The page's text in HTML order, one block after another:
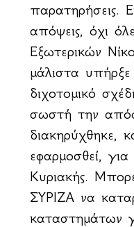
παρατηρήσεις.
απόψεις, όχι
Εξωτερικών
μάλιστα υπήρξε
διχοτομικό
σωστή την
διακηρύχθηκε,
εφαρμοσθεί,
Κυριακής.
ΣΥΡΙΖΑ να
καταστημάτων